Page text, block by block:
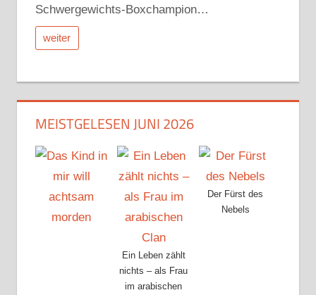
Schwergewichts-Boxchampion…
weiter
MEISTGELESEN JUNI 2026
Ein Leben zählt
nichts – als Frau
im arabischen
Der Fürst des
Nebels